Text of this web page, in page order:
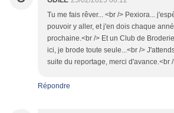
Tu me fais rêver... <br /> Pexiora...
pouvoir y aller, et j'en dois chaque
prochaine.<br /> Et un Club de
ici, je brode toute seule...<br />
suite du reportage, merci d'avance.<br
Répondre